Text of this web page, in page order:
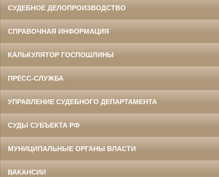
СУДЕБНОЕ ДЕЛОПРОИЗВОДСТВО
СПРАВОЧНАЯ ИНФОРМАЦИЯ
КАЛЬКУЛЯТОР ГОСПОШЛИНЫ
ПРЕСС-СЛУЖБА
УПРАВЛЕНИЕ СУДЕБНОГО ДЕПАРТАМЕНТА
СУДЫ СУБЪЕКТА РФ
МУНИЦИПАЛЬНЫЕ ОРГАНЫ ВЛАСТИ
ВАКАНСИИ